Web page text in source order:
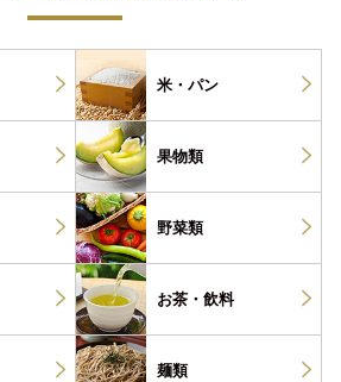
米・パン
果物類
野菜類
お茶・ 飲料
麺類